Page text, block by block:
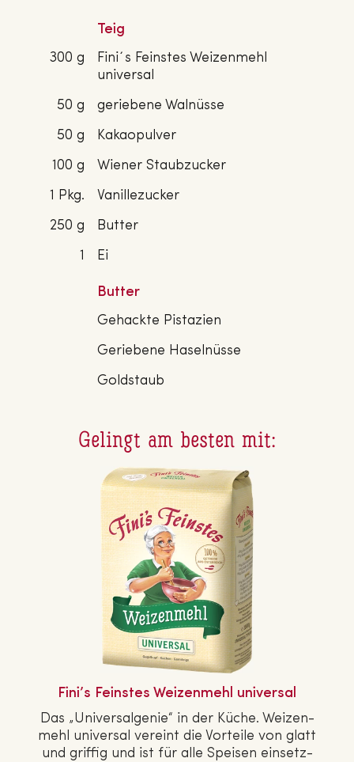
Teig
300 g
Fini´s Feinstes Weizenmehl
universal
50 g
geriebene Walnüsse
50 g
Kakaopulver
100 g
Wiener Staubzucker
1 Pkg.
Vanillezucker
250 g
Butter
1
Ei
Butter
Gehackte Pistazien
Geriebene Haselnüsse
Goldstaub
Gelingt am besten mit:
Fini’s Feinstes Wei­zen­mehl universal
Das „Uni­ver­sal­ge­nie“ in der Küche. Wei­zen­
mehl universal vereint die Vorteile von glatt
und griffig und ist für alle Speisen ein­setz­